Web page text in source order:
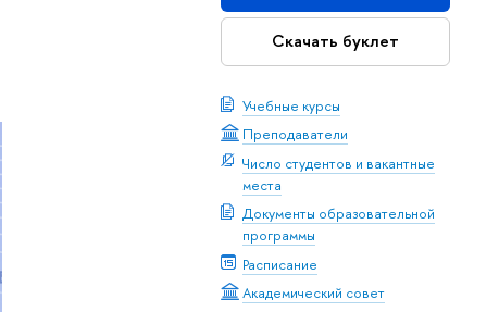
Скачать буклет
Учебные курсы
Преподаватели
Число студентов и вакантные
места
Документы образовательной
программы
Расписание
Академический совет